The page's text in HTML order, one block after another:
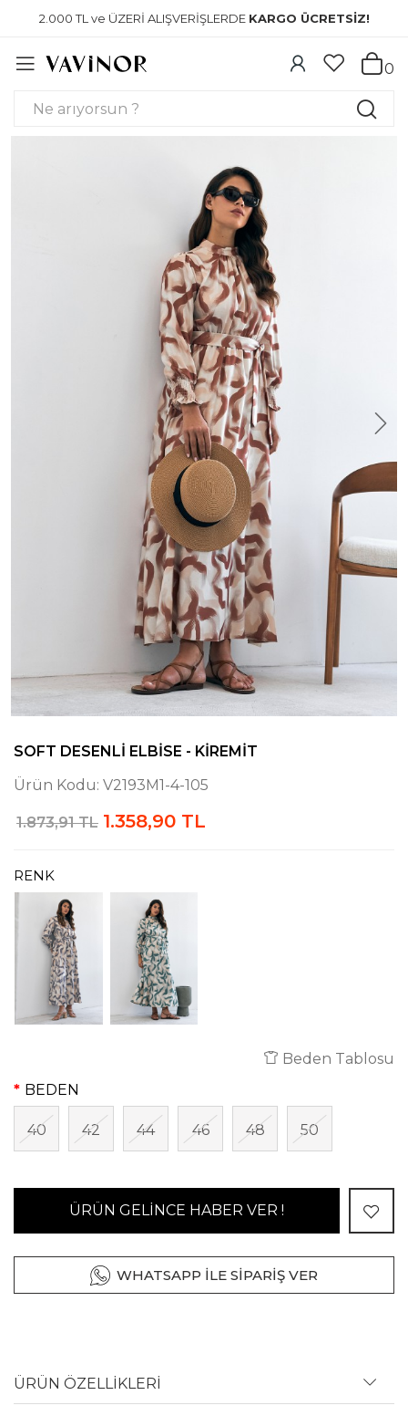
2.000 TL ve ÜZERİ ALIŞVERİŞLERDE KARGO ÜCRETSİZ!
0
SOFT DESENLI ELBISE - KIREMIT
Ürün Kodu: V2193M1-4-105
1.873,91 TL 1.358,90 TL
RENK
Beden Tablosu
BEDEN
40 42 44 46 48 50
ÜRÜN GELİNCE HABER VER !
WHATSAPP İLE SİPARİŞ VER
ÜRÜN ÖZELLİKLERİ